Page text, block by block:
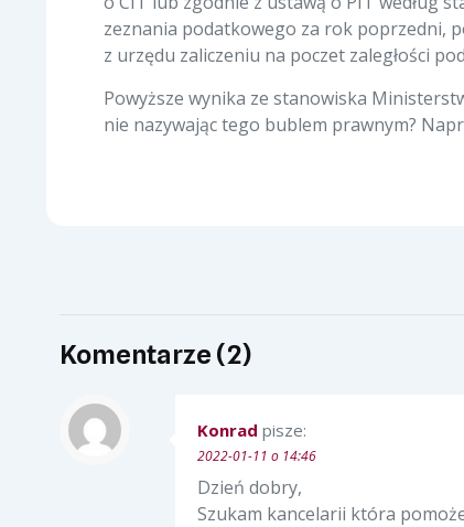
zeznania podatkowego za rok poprzedni,
z urzędu zaliczeniu na poczet zaległości
Powyższe wynika ze stanowiska
nie nazywając tego bublem prawnym?
Komentarze (2)
Konrad pisze:
2022-01-11 o 14:46
Dzień dobry,
Szukam kancelarii która